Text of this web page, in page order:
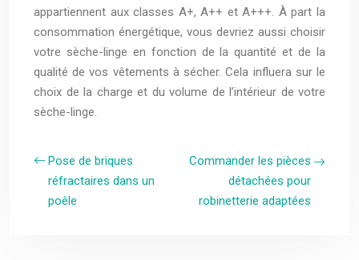
appartiennent aux classes A+, A++ et A+++. À part la
consommation énergétique, vous devriez aussi choisir
votre sèche-linge en fonction de la quantité et de la
qualité de vos vêtements à sécher. Cela influera sur le
choix de la charge et du volume de l’intérieur de votre
sèche-linge.
Pose de briques
réfractaires dans un
poêle
Commander les pièces
détachées pour
robinetterie adaptées